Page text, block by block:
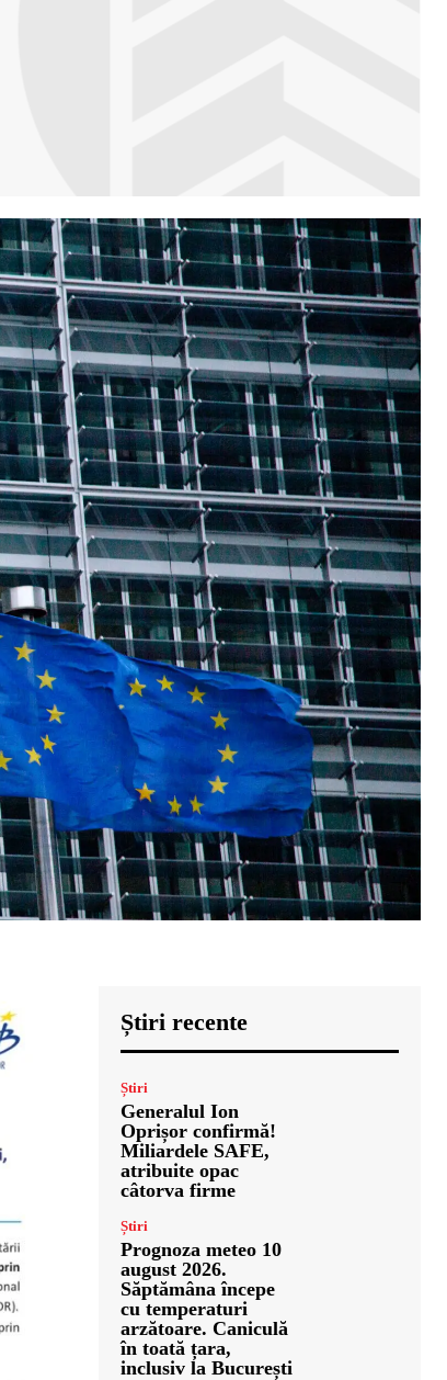
Știri recente
Știri
Generalul Ion
Oprișor confirmă!
Miliardele SAFE,
atribuite opac
câtorva firme
Știri
Prognoza meteo 10
august 2026.
Săptămâna începe
cu temperaturi
arzătoare. Caniculă
în toată țara,
inclusiv la București